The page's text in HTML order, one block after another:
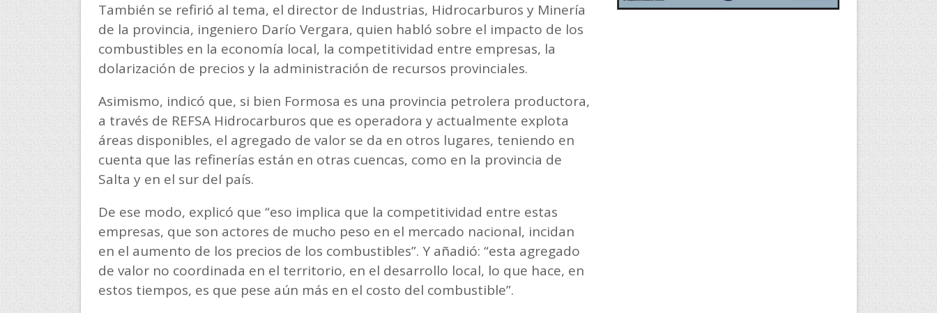
También se refirió al tema, el director de Industrias, Hidrocarburos y Minería
de la provincia, ingeniero Darío Vergara, quien habló sobre el impacto de los
combustibles en la economía local, la competitividad entre empresas, la
dolarización de precios y la administración de recursos provinciales.
Asimismo, indicó que, si bien Formosa es una provincia petrolera productora,
a través de REFSA Hidrocarburos que es operadora y actualmente explota
áreas disponibles, el agregado de valor se da en otros lugares, teniendo en
cuenta que las refinerías están en otras cuencas, como en la provincia de
Salta y en el sur del país.
De ese modo, explicó que “eso implica que la competitividad entre estas
empresas, que son actores de mucho peso en el mercado nacional, incidan
en el aumento de los precios de los combustibles”. Y añadió: “esta agregado
de valor no coordinada en el territorio, en el desarrollo local, lo que hace, en
estos tiempos, es que pese aún más en el costo del combustible”.